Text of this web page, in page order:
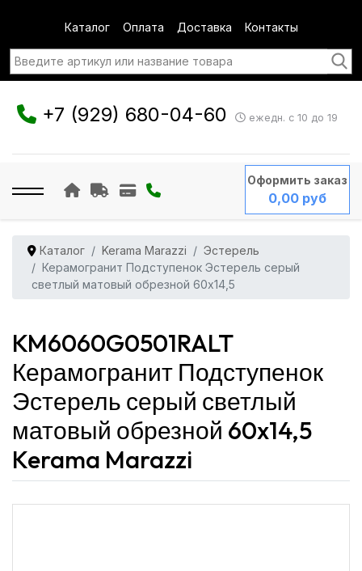
Каталог Оплата Доставка Контакты
+7 (929) 680-04-60 ежедн. с 10 до 19
Оформить заказ
0,00 руб
Каталог Kerama Marazzi
Эстерель
Керамогранит Подступенок Эстерель серый
светлый матовый обрезной 60x14,5
KM6060G0501RALT
Керамогранит Подступенок
Эстерель серый светлый
матовый обрезной 60x14,5
Kerama Marazzi